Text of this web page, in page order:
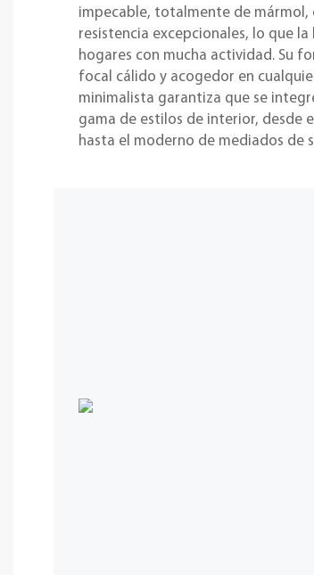
impecable, totalmente de
resistencia excepcionales, lo que
hogares con mucha actividad. Su
focal cálido y acogedor en
minimalista garantiza que se
gama de estilos de interior, desde
hasta el moderno de mediados de